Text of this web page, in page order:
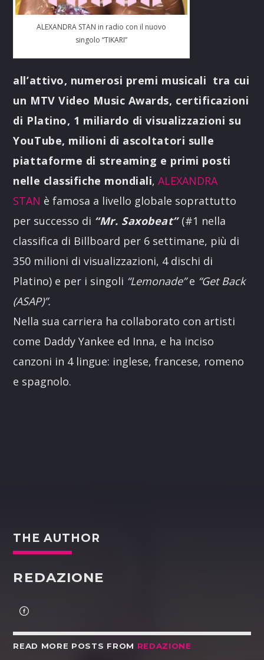
ALEXANDRA STAN in radio con il nuovo
singolo “TIKARI”
all’attivo, numerosi premi musicali tra cui
un MTV Video Music Awards, certificazioni
di Platino, 1 miliardo di visualizzazioni su
YouTube, milioni di ascoltatori sulle
piattaforme di streaming e primi posti
nelle classifiche mondiali,ALEXANDRA
STAN è famosa a livello globale soprattutto
per successo di “Mr. Saxobeat” (#1 nella
classifica di Billboard per 6 settimane, più di
350 milioni di visualizzazioni, 4 dischi di
Platino) e per i singoli “Lemonade”e “Get Back
(ASAP)”.
Nella sua carriera ha collaborato con artisti
come Daddy Yankee ed Inna, e ha inciso
canzoni in 4 lingue: inglese, francese, romeno
e spagnolo.
THE AUTHOR
REDAZIONE
READ MORE POSTS FROM REDAZIONE